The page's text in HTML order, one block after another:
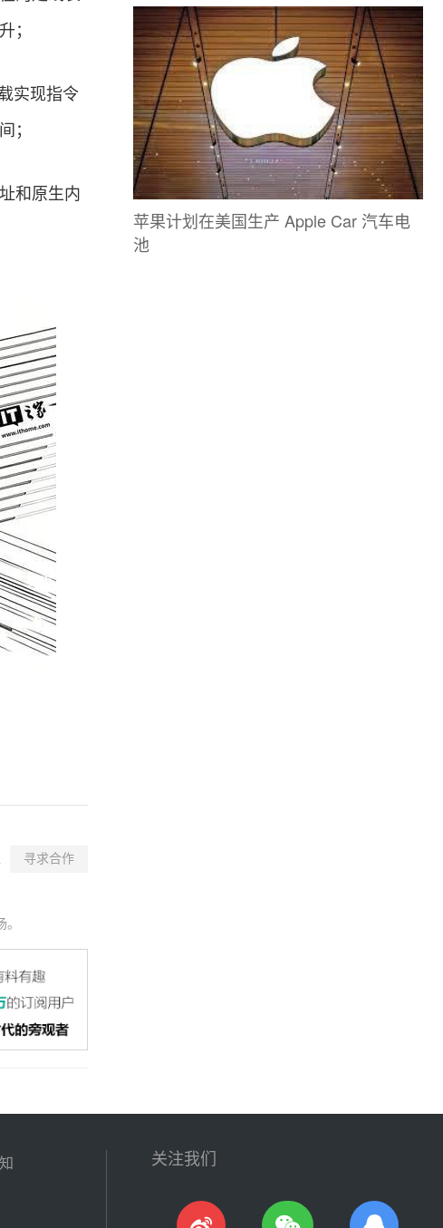
；
实现指令
；
和原生内
寻求合作
苹果计划在美国生产 Apple Car 汽车电
池
关注我们